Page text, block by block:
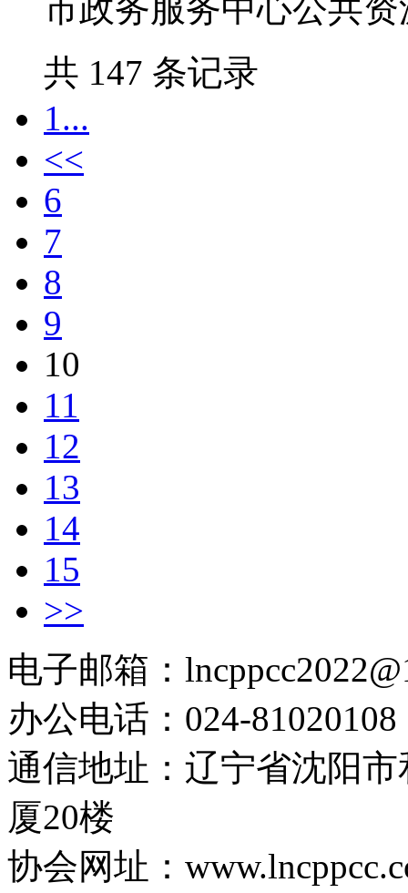
市政务服务中心公共
共 147 条记录
1...
<<
6
7
8
9
10
11
12
13
14
15
>>
电子邮箱：
办公电话：024-81020108
通信地址：辽宁省沈阳
厦20楼
协会网址：